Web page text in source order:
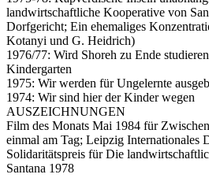
landwirtschaftliche Kooperative von
Dorfgericht; Ein ehemaliges
Kotanyi und G. Heidrich)
1976/77: Wird Shoreh zu Ende
Kindergarten
1975: Wir werden für Ungelernte
1974: Wir sind hier der Kinder wegen
AUSZEICHNUNGEN
Film des Monats Mai 1984 für
einmal am Tag; Leipzig Internationales
Solidaritätspreis für Die
Santana 1978